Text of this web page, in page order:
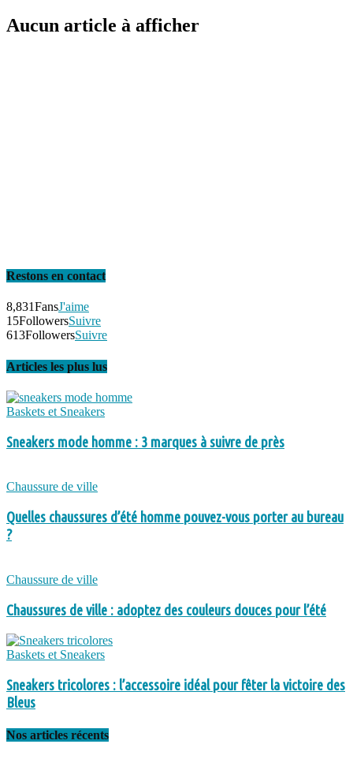
Aucun article à afficher
Restons en contact
8,831FansJ'aime
15FollowersSuivre
613FollowersSuivre
Articles les plus lus
Baskets et Sneakers
Sneakers mode homme : 3 marques à suivre de près
Chaussure de ville
Quelles chaussures d’été homme pouvez-vous porter au bureau
?
Chaussure de ville
Chaussures de ville : adoptez des couleurs douces pour l’été
Baskets et Sneakers
Sneakers tricolores : l’accessoire idéal pour fêter la victoire des
Bleus
Nos articles récents